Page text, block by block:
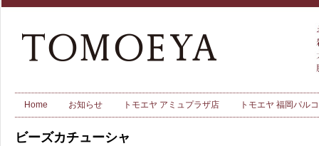
Home お知らせ トモエヤ アミュプラザ店 トモエヤ 福岡パル
ビーズカチューシャ